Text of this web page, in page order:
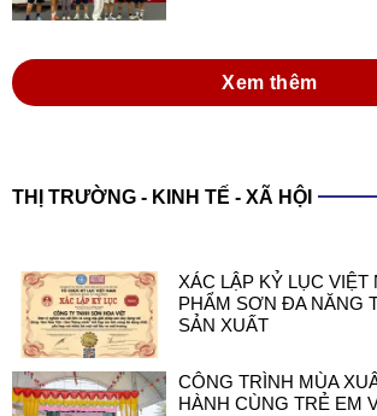
Xem thêm
THỊ TRƯỜNG - KINH TẾ - XÃ HỘI
XÁC LẬP KỶ LỤC VIỆT
PHẨM SƠN ĐA NĂNG
SẢN XUẤT
CÔNG TRÌNH MÙA
HÀNH CÙNG TRẺ EM